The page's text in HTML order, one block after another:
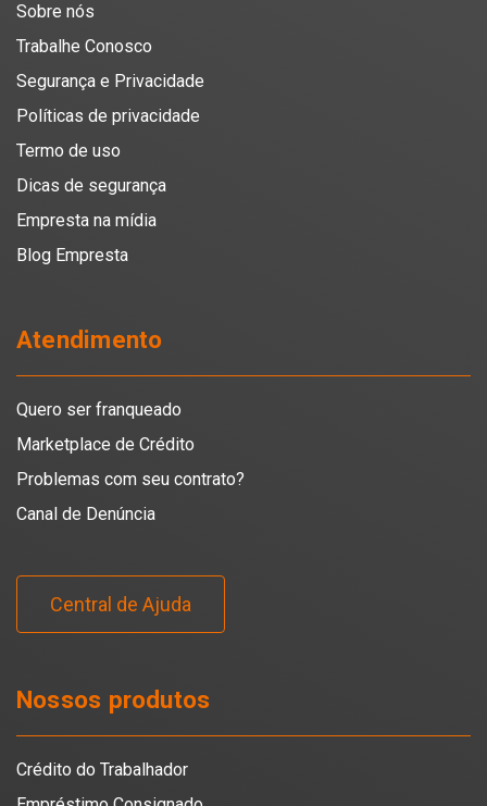
Sobre nós
Trabalhe Conosco
Segurança e Privacidade
Políticas de privacidade
Termo de uso
Dicas de segurança
Empresta na mídia
Blog Empresta
Atendimento
Quero ser franqueado
Marketplace de Crédito
Problemas com seu contrato?
Canal de Denúncia
Central de Ajuda
Nossos produtos
Crédito do Trabalhador